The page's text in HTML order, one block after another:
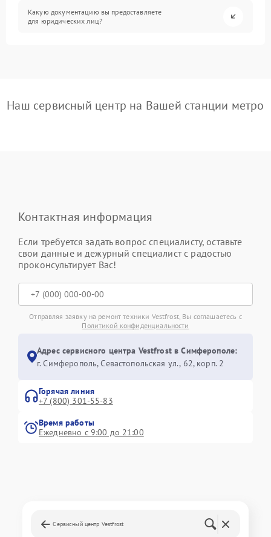
Какую документацию вы предоставляете
для юридических лиц?
Наш сервисный центр на Вашей станции метро
Контактная информация
Если требуется задать вопрос специалисту, оставьте
свои данные и дежурный специалист с радостью
проконсультирует Вас!
Отправляя заявку на ремонт техники Vestfrost, Вы соглашаетесь с
Политикой конфиденциальности
Адрес сервисного центра Vestfrost в Симферополе:
г. Симферополь, Севастопольская ул., 62, корп. 2
Горячая линия
+7 (800) 301-55-83
Время работы
Ежедневно с 9:00 до 21:00
Сервисный центр Vestfrost